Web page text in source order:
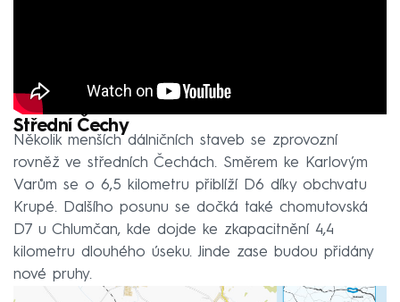
Střední Čechy
Několik menších dálničních staveb se zprovozní
rovněž ve středních Čechách. Směrem ke Karlovým
Varům se o 6,5 kilometru přiblíží D6 díky obchvatu
Krupé. Dalšího posunu se dočká také chomutovská
D7 u Chlumčan, kde dojde ke zkapacitnění 4,4
kilometru dlouhého úseku. Jinde zase budou přidány
nové pruhy.